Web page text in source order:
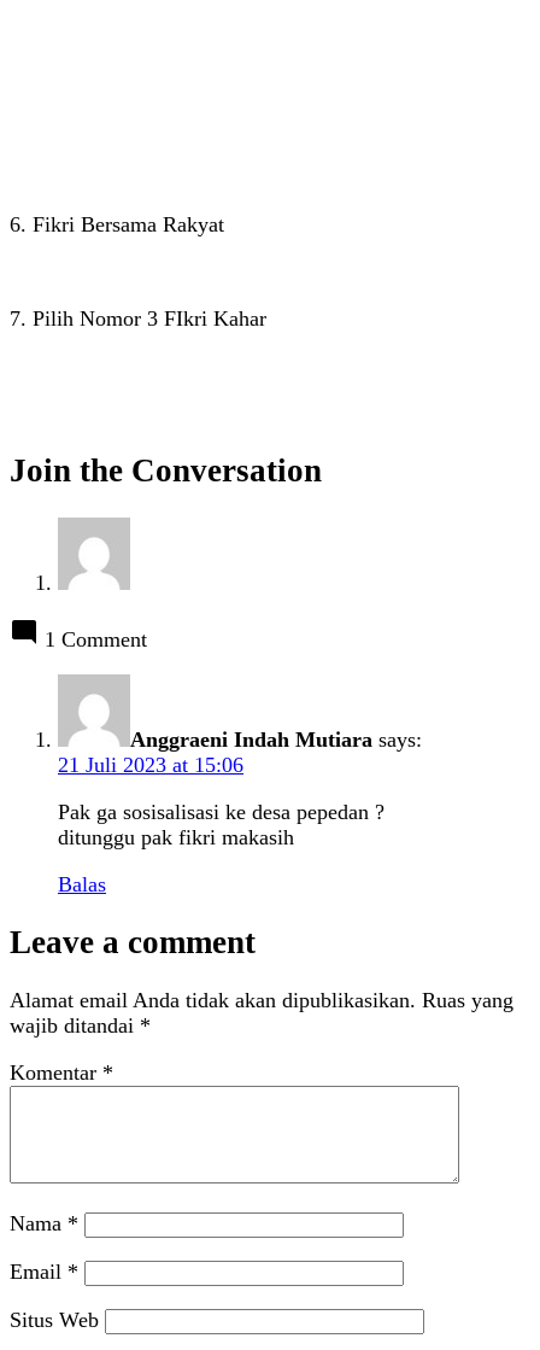
6. Fikri Bersama Rakyat
7. Pilih Nomor 3 FIkri Kahar
Join the Conversation
1 Comment
Anggraeni Indah Mutiara says:
21 Juli 2023 at 15:06
Pak ga sosisalisasi ke desa pepedan ?
ditunggu pak fikri makasih
Balas
Leave a comment
Alamat email Anda tidak akan dipublikasikan. Ruas yang
wajib ditandai *
Komentar *
Nama *
Email *
Situs Web